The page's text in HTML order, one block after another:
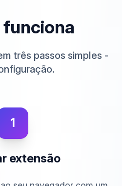
três passos simples -
1
extensão